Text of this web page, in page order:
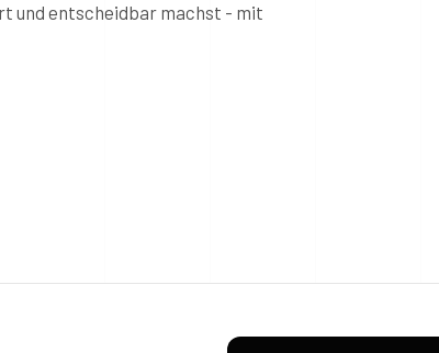
und entscheidbar machst - mit